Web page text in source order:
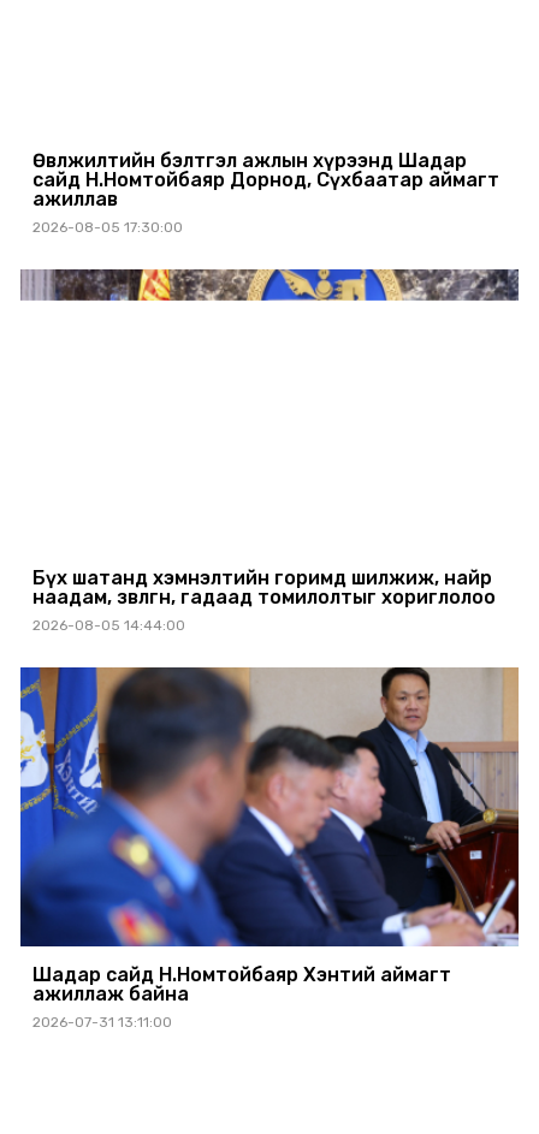
Өвөлжилтийн бэлтгэл ажлын хүрээнд Шадар
сайд Н.Номтойбаяр Дорнод, Сүхбаатар аймагт
ажиллав
2026-08-05 17:30:00
Бүх шатанд хэмнэлтийн горимд шилжиж, найр
наадам, зөвлөгөөн, гадаад томилолтыг хориглолоо
2026-08-05 14:44:00
Шадар сайд Н.Номтойбаяр Хэнтий аймагт
ажиллаж байна
2026-07-31 13:11:00